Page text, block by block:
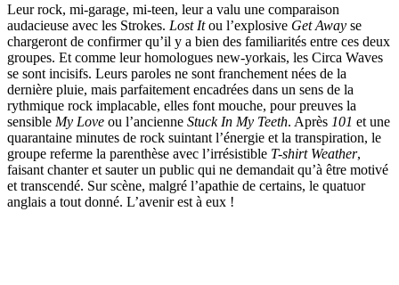
Leur rock, mi-garage, mi-teen, leur a valu une comparaison
audacieuse avec les Strokes. Lost Itou l’explosive Get Away se
chargeront de confirmer qu’il y a bien des familiarités entre ces deux
groupes. Et comme leur homologues new-yorkais, les Circa Waves
se sont incisifs. Leurs paroles ne sont franchement nées de la
dernière pluie, mais parfaitement encadrées dans un sens de la
rythmique rock implacable, elles font mouche, pour preuves la
sensible My Love ou l’ancienne Stuck In My Teeth. Après 101 et une
quarantaine minutes de rock suintant l’énergie et la transpiration, le
groupe referme la parenthèse avec l’irrésistible T-shirt Weather,
faisant chanter et sauter un public qui ne demandait qu’à être motivé
et transcendé. Sur scène, malgré l’apathie de certains, le quatuor
anglais a tout donné. L’avenir est à eux !